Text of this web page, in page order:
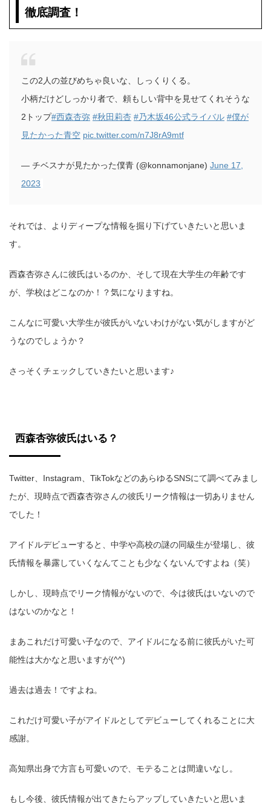
徹底調査！
この2人の並びめちゃ良いな、しっくりくる。
小柄だけどしっかり者で、頼もしい背中を見せてくれそうな
2トップ#西森杏弥 #秋田莉杏 #乃木坂46公式ライバル #僕が
見たかった青空 pic.twitter.com/n7J8rA9mtf
— チベスナが見たかった僕青 (@konnamonjane) June 17,
2023
それでは、よりディープな情報を掘り下げていきたいと思いま
す。
西森杏弥さんに彼氏はいるのか、そして現在大学生の年齢です
が、学校はどこなのか！？気になりますね。
こんなに可愛い大学生が彼氏がいないわけがない気がしますがど
うなのでしょうか？
さっそくチェックしていきたいと思います♪
西森杏弥彼氏はいる？
Twitter、Instagram、TikTokなどのあらゆるSNSにて調べてみまし
たが、現時点で西森杏弥さんの彼氏リーク情報は一切ありません
でした！
アイドルデビューすると、中学や高校の謎の同級生が登場し、彼
氏情報を暴露していくなんてことも少なくないんですよね（笑）
しかし、現時点でリーク情報がないので、今は彼氏はいないので
はないのかなと！
まあこれだけ可愛い子なので、アイドルになる前に彼氏がいた可
能性は大かなと思いますが(^^)
過去は過去！ですよね。
これだけ可愛い子がアイドルとしてデビューしてくれることに大
感謝。
高知県出身で方言も可愛いので、モテることは間違いなし。
もし今後、彼氏情報が出てきたらアップしていきたいと思いま